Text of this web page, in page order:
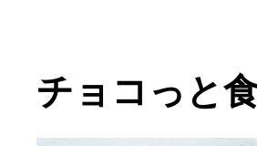
チョコっと